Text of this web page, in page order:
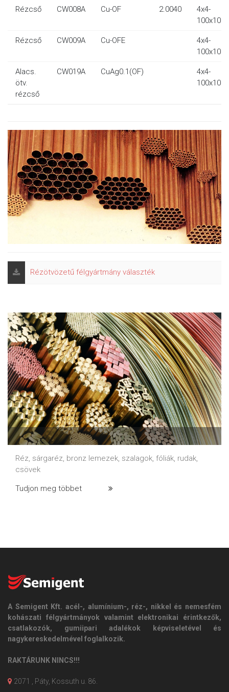
Rézcső CW008A Cu-OF 2.0040
4x4-
100x100
Rézcső CW009A Cu-OFE
4x4-
100x100
Alacs.
ötv.
rézcső
CW019A CuAg0.1(OF)
4x4-
100x100
Rézötvözetű félgyártmány választék
Réz, sárgaréz, bronz lemezek, szalagok, fóliák, rudak,
csövek
Tudjon meg többet
A Semigent Kft. acél-, alumínium-, réz-, nikkel és nemesfém
kohászati félgyártmányok valamint elektronikai érintkezők,
csatlakozók, gumiipari adalékok képviseletével és
nagykereskedelmével foglalkozik.
RAKTÁRUNK NINCS!!!
2071 , Páty, Kossuth u. 86.